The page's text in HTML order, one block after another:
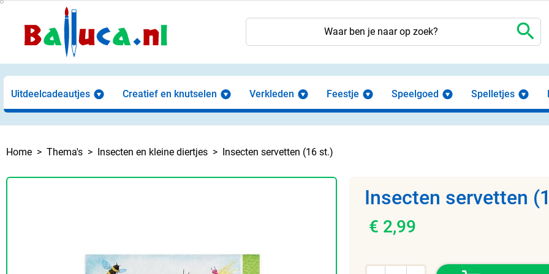
search
Uitdeelcadeautjes Creatief en knutselen Verkleden Feestje Speelgoed Spelletjes
Home Thema's Insecten en kleine diertjes Insecten servetten (16 st.)
Insecten servetten
€ 2,99